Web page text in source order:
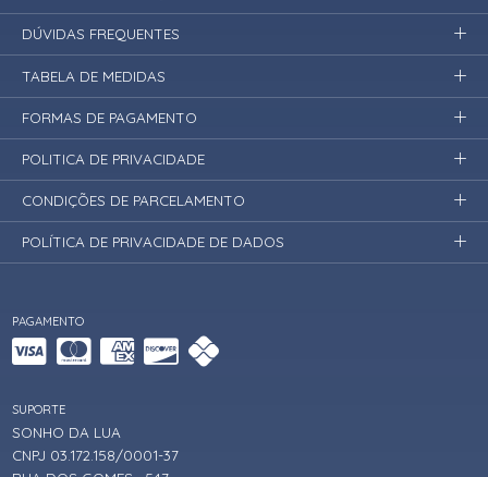
PAGAMENTO
SUPORTE
SONHO DA LUA
CNPJ 03.172.158/0001-37
DÚVIDAS FREQUENTES
TABELA DE MEDIDAS
FORMAS DE PAGAMENTO
POLITICA DE PRIVACIDADE
CONDIÇÕES DE PARCELAMENTO
POLÍTICA DE PRIVACIDADE DE DADOS